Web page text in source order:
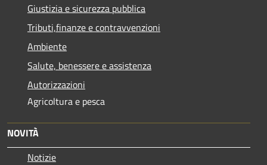
Giustizia e sicurezza pubblica
Tributi,finanze e contravvenzioni
Ambiente
Salute, benessere e assistenza
Autorizzazioni
Agricoltura e pesca
NOVITÀ
Notizie